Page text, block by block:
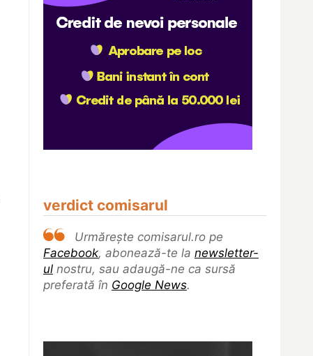
verdict comisarul
Urmărește comisarul.ro pe
Facebook, abonează-te la newsletter-
ul nostru, sau adaugă-ne ca sursă
preferată în Google News.